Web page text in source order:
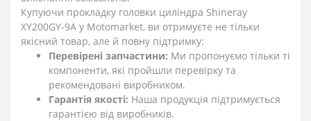
Купуючи прокладку головки циліндра Shineray
XY200GY-9A у Motomarket, ви отримуєте не тільки
якісний товар, але й повну підтримку:
Перевірені запчастини: Ми пропонуємо тільки ті
компоненти, які пройшли перевірку та
рекомендовані виробником.
Гарантія якості: Наша продукція підтримується
гарантією від виробників.